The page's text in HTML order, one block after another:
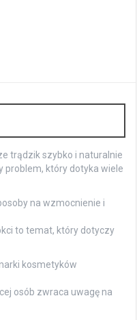
trądzik szybko i naturalnie
problem, który dotyka wiele
na wzmocnienie i
to temat, który dotyczy
kosmetyków
osób zwraca uwagę na